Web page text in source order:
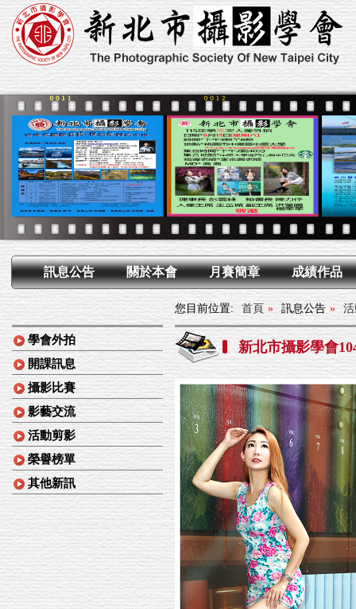
訊息公告 關於本會 月賽簡章 成績作品
學會外拍
開課訊息
攝影比賽
影藝交流
活動剪影
榮譽榜單
其他新訊
您目前位置: 首頁 » 訊息公告 »
新北市攝影學會